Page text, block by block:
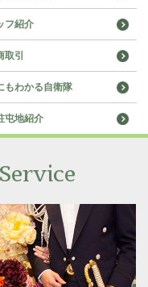
フ紹介
取引
もわかる自衛隊
屯地紹介